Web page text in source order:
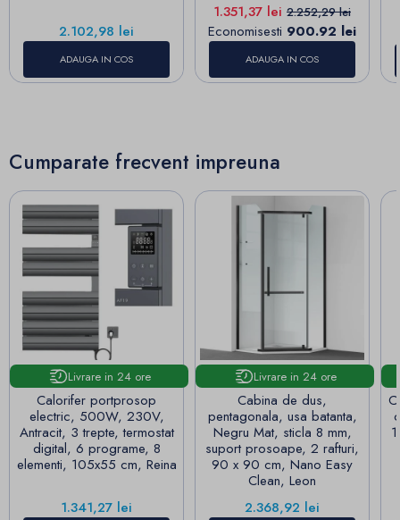
Pret
2.102,98 lei
ADAUGA IN COS
Pret
1.351,37 lei Pret de baza
2.252,29 lei
Economisesti 900.92 lei
ADAUGA IN COS
Cumparate frecvent impreuna
Livrare in 24 ore
Calorifer portprosop
electric, 500W, 230V,
Antracit, 3 trepte, termostat
digital, 6 programe, 8
elementi, 105x55 cm, Reina
Pret
1.341,27 lei
Livrare in 24 ore
Cabina de dus,
pentagonala, usa batanta,
Negru Mat, sticla 8 mm,
suport prosoape, 2 rafturi,
90 x 90 cm, Nano Easy
Clean, Leon
Pret
2.368,92 lei